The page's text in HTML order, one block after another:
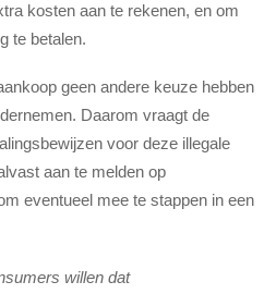
kosten aan te rekenen, en om
te betalen.
geen andere keuze hebben
Daarom vraagt de
voor deze illegale
aan te melden op
eventueel mee te stappen in een
willen dat